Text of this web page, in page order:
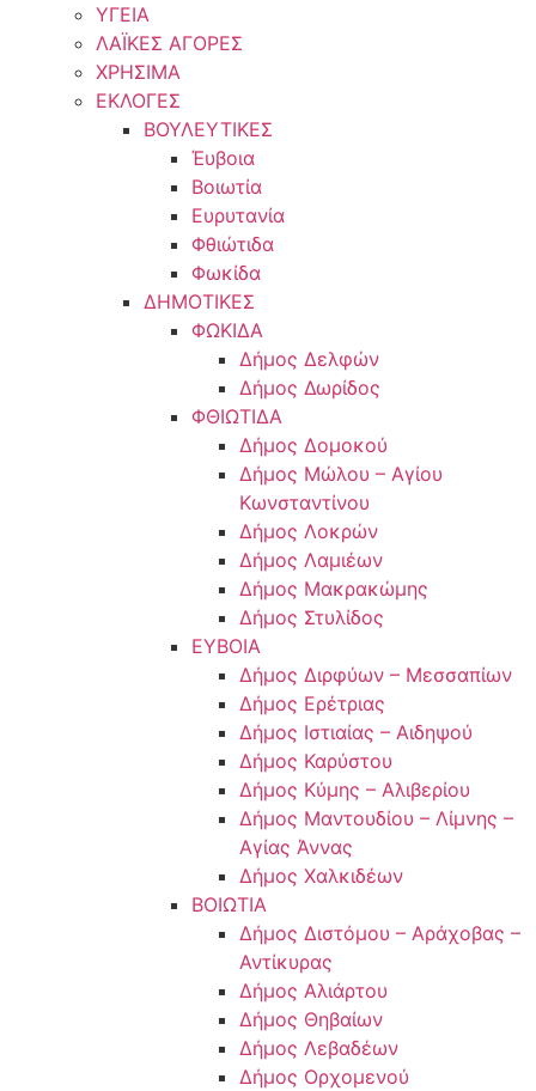
ΥΓΕΙΑ
ΛΑΪΚΕΣ ΑΓΟΡΕΣ
ΧΡΗΣΙΜΑ
ΕΚΛΟΓΕΣ
ΒΟΥΛΕΥΤΙΚΕΣ
Έυβοια
Βοιωτία
Ευρυτανία
Φθιώτιδα
Φωκίδα
ΔΗΜΟΤΙΚΕΣ
ΦΩΚΙΔΑ
Δήμος Δελφών
Δήμος Δωρίδος
ΦΘΙΩΤΙΔΑ
Δήμος Δομοκού
Δήμος Μώλου – Αγίου
Κωνσταντίνου
Δήμος Λοκρών
Δήμος Λαμιέων
Δήμος Μακρακώμης
Δήμος Στυλίδος
ΕΥΒΟΙΑ
Δήμος Διρφύων – Μεσσαπίων
Δήμος Ερέτριας
Δήμος Ιστιαίας – Αιδηψού
Δήμος Καρύστου
Δήμος Κύμης – Αλιβερίου
Δήμος Μαντουδίου – Λίμνης –
Αγίας Άννας
Δήμος Χαλκιδέων
ΒΟΙΩΤΙΑ
Δήμος Διστόμου – Αράχοβας –
Αντίκυρας
Δήμος Αλιάρτου
Δήμος Θηβαίων
Δήμος Λεβαδέων
Δήμος Ορχομενού